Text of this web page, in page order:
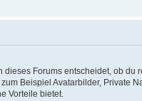
Forums entscheidet, ob
Beispiel Avatarbilder, Private
Vorteile bietet.